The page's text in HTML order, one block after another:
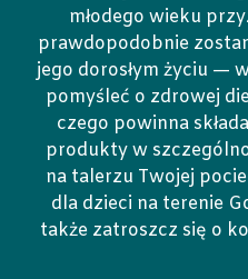
młodego wieku
prawdopodobnie
jego dorosłym życiu —
pomyśleć o zdrowej
czego powinna
produkty w
na talerzu Twojej
dla dzieci na terenie
także zatroszcz się o